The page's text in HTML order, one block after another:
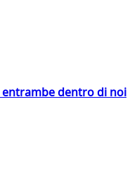
dentro di noi